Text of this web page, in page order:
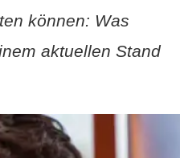
können: Was
aktuellen Stand